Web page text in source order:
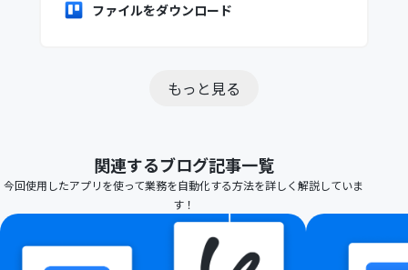
ファイルをダウンロード
もっと見る
関連するブログ記事一覧
今回使用したアプリを使って業務を自動化する方法を詳しく解説していま
す！